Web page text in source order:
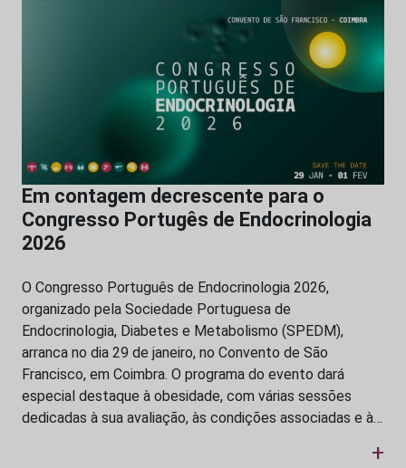
Em contagem decrescente para o
Congresso Portugês de Endocrinologia
2026
O Congresso Português de Endocrinologia 2026,
organizado pela Sociedade Portuguesa de
Endocrinologia, Diabetes e Metabolismo (SPEDM),
arranca no dia 29 de janeiro, no Convento de São
Francisco, em Coimbra. O programa do evento dará
especial destaque à obesidade, com várias sessões
dedicadas à sua avaliação, às condições associadas e à…
+